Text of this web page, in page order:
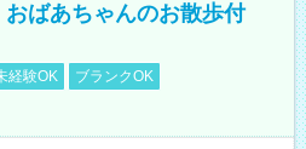
おばあちゃんのお散歩付
経験OK
ブランクOK